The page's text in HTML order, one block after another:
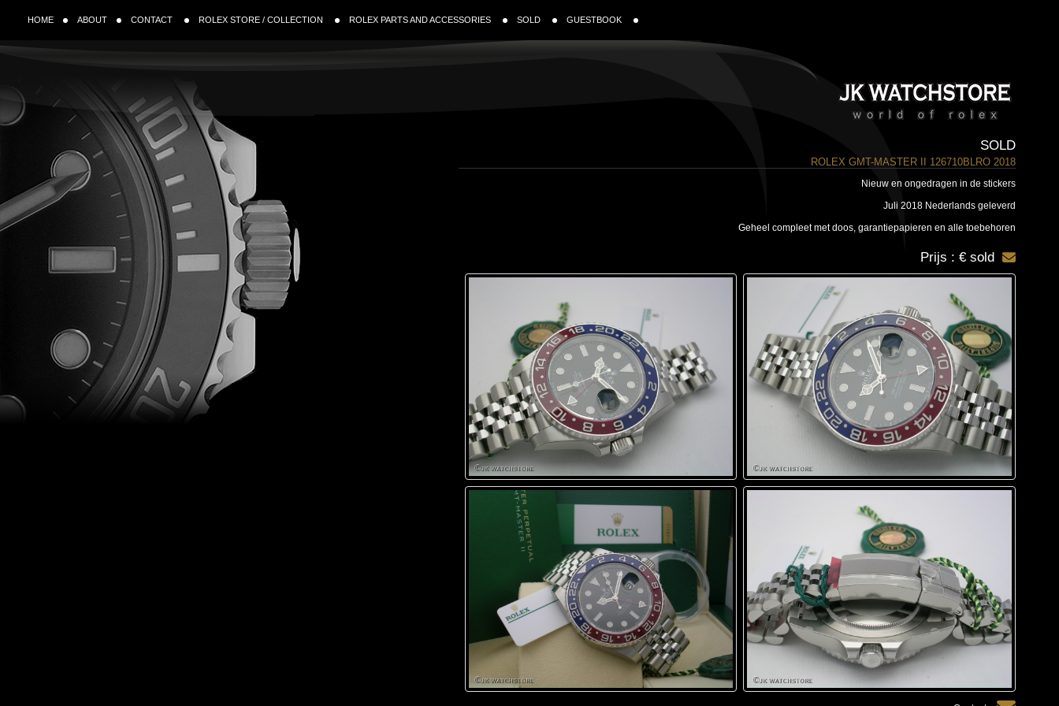
HOME ABOUT CONTACT ROLEX STORE / COLLECTION ROLEX PARTS AND ACCESSORIES SOLD GUESTBOOK
SOLD
ROLEX GMT-MASTER II 126710BLRO 2018
Nieuw en ongedragen in de stickers
Juli 2018 Nederlands geleverd
Geheel compleet met doos, garantiepapieren en alle toebehoren
Prijs : € sold